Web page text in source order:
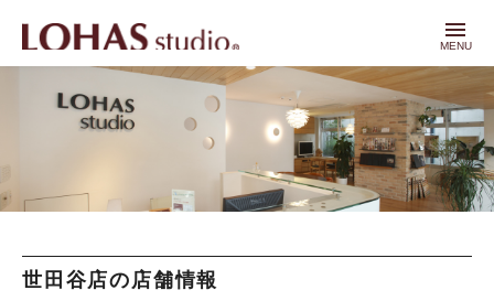
menu
MENU
世田谷店の店舗情報